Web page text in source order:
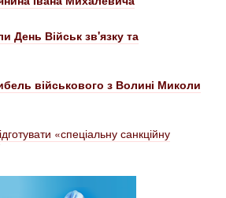
День Військ зв'язку та
військового з Волині Миколи
«спеціальну санкційну